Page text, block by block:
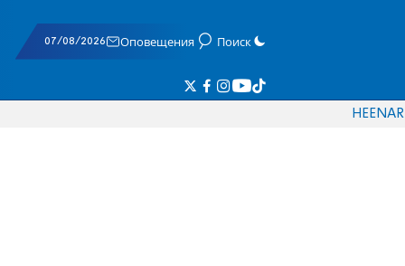
07/08/2026 Оповещения Поиск
HEENAR